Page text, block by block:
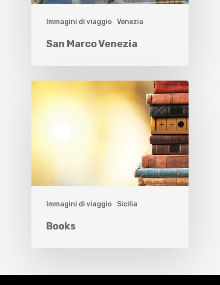
Immagini di viaggio Venezia
San Marco Venezia
Immagini di viaggio Sicilia
Books